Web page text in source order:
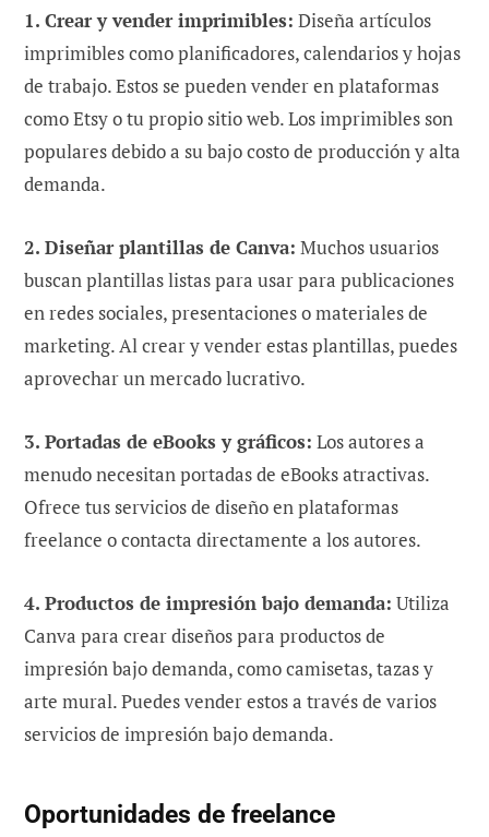
1. Crear y vender imprimibles: Diseña artículos
imprimibles como planificadores, calendarios y hojas
de trabajo. Estos se pueden vender en plataformas
como Etsy o tu propio sitio web. Los imprimibles son
populares debido a su bajo costo de producción y alta
demanda.
2. Diseñar plantillas de Canva: Muchos usuarios
buscan plantillas listas para usar para publicaciones
en redes sociales, presentaciones o materiales de
marketing. Al crear y vender estas plantillas, puedes
aprovechar un mercado lucrativo.
3. Portadas de eBooks y gráficos: Los autores a
menudo necesitan portadas de eBooks atractivas.
Ofrece tus servicios de diseño en plataformas
freelance o contacta directamente a los autores.
4. Productos de impresión bajo demanda: Utiliza
Canva para crear diseños para productos de
impresión bajo demanda, como camisetas, tazas y
arte mural. Puedes vender estos a través de varios
servicios de impresión bajo demanda.
Oportunidades de freelance